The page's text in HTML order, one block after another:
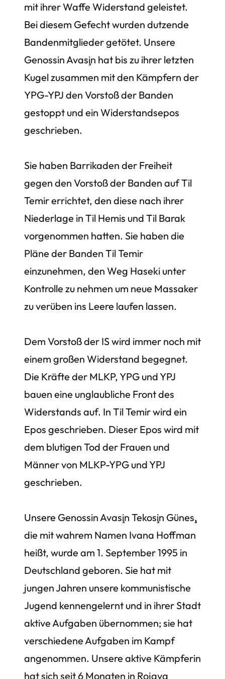
mit ihrer Waffe Widerstand geleistet.
Bei diesem Gefecht wurden dutzende
Bandenmitglieder getötet. Unsere
Genossin Avaşin hat bis zu ihrer letzten
Kugel zusammen mit den Kämpfern der
YPG-YPJ den Vorstoß der Banden
gestoppt und ein Widerstandsepos
geschrieben.
Sie haben Barrikaden der Freiheit
gegen den Vorstoß der Banden auf Til
Temir errichtet, den diese nach ihrer
Niederlage in Til Hemis und Til Barak
vorgenommen hatten. Sie haben die
Pläne der Banden Til Temir
einzunehmen, den Weg Haseki unter
Kontrolle zu nehmen um neue Massaker
zu verüben ins Leere laufen lassen.
Dem Vorstoß der IS wird immer noch mit
einem großen Widerstand begegnet.
Die Kräfte der MLKP, YPG und YPJ
bauen eine unglaubliche Front des
Widerstands auf. In Til Temir wird ein
Epos geschrieben. Dieser Epos wird mit
dem blutigen Tod der Frauen und
Männer von MLKP-YPG und YPJ
geschrieben.
Unsere Genossin Avaşin Tekoşin Güneş,
die mit wahrem Namen Ivana Hoffman
heißt, wurde am 1. September 1995 in
Deutschland geboren. Sie hat mit
jungen Jahren unsere kommunistische
Jugend kennengelernt und in ihrer Stadt
aktive Aufgaben übernommen; sie hat
verschiedene Aufgaben im Kampf
angenommen. Unsere aktive Kämpferin
hat sich seit 6 Monaten in Rojava